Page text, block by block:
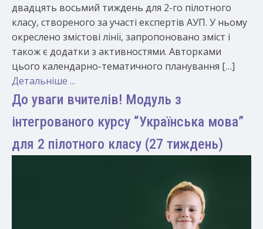
двадцять восьмий тиждень для 2-го пілотного
класу, створеного за участі експертів АУП. У ньому
окреслено змістові лінії, запропоновано зміст і
також є додатки з активностями. Авторками
цього календарно-тематичного планування […]
Детальніше ...
До уваги вчителів! Модуль з
інтегрованого курсу “Українська мова”
для 2 пілотного класу (27 тиждень)